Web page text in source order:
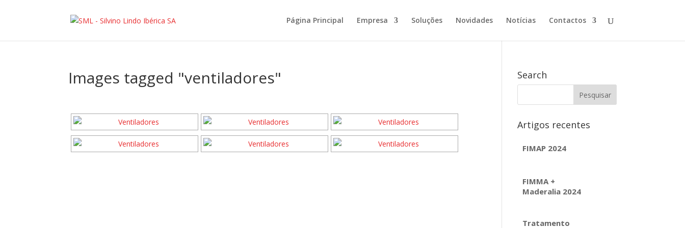
Página Principal Empresa Soluções Novidades Notícias Contactos
Images tagged "ventiladores" Search
Artigos recentes
FIMAP 2024
FIMMA +
Maderalia 2024
Tratamento